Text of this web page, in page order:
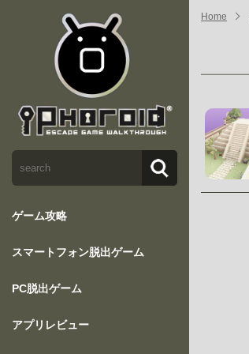
ゲーム攻略
スマートフォン脱出ゲーム
PC脱出ゲーム
アプリレビュー
Home